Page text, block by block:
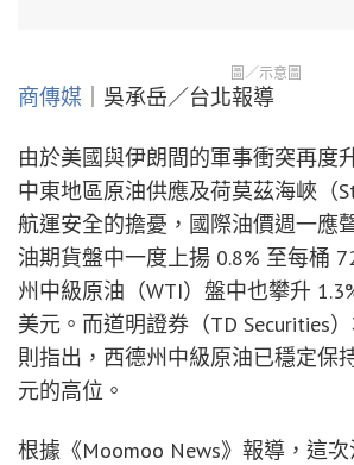
圖／示意圖
商傳媒 ｜吳承岳／台北報導
由於美國與伊朗間的軍事衝突再度
中東地區原油供應及荷莫茲海峽（
航運安全的擔憂，國際油價週一應
油期貨盤中一度上揚 0.8% 至每桶
州中級原油（WTI）盤中也攀升
美元。而道明證券（TD Securities
則指出，西德州中級原油已穩定保
元的高位。
根據《Moomoo News》報導，這